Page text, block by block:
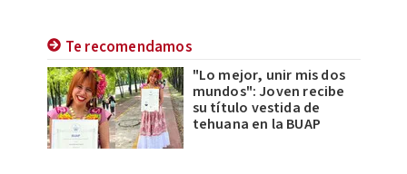
Te recomendamos
"Lo mejor, unir mis dos
mundos": Joven recibe
su título vestida de
tehuana en la BUAP